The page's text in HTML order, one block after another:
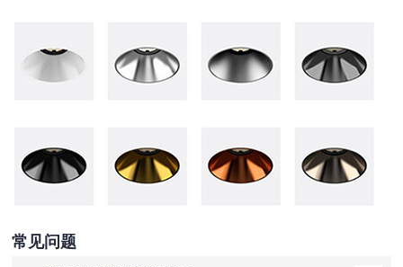
常见问题